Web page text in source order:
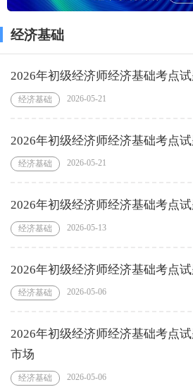
经济基础
2026年初级经济师经济基础考点
经济基础 2026-05-21
2026年初级经济师经济基础考点
经济基础 2026-05-21
2026年初级经济师经济基础考点
经济基础 2026-05-13
2026年初级经济师经济基础考点
经济基础 2026-05-06
2026年初级经济师经济基础考点
市场
经济基础 2026-05-06